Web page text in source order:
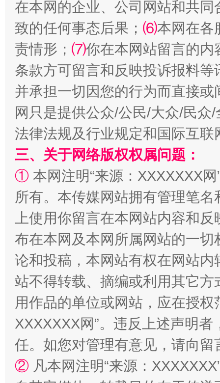
解纷+调解+退费，一次搞定
漫山遍野的桃花与雪山、麦地、白藏房 除
在本网的企业、公司网站和共
致的任何事态后果； ⑹本网在各
责情形； ⑺你在本网站留言的内
条款方可留言和反映投诉报料
并承担一切因您的行为而直接
网只是提供公众/公民/大众/民
法律法规及行业规定和国际互
三、关于网络版权权属问题：
① 本网注明“来源：XXXXXXX
所有。本传媒网站拥有管理笔
上使用你留言在本网站内容和
布在本网及本网所属网站的一
论和投稿，本网站有权在网站
站不得转载、摘编或利用其它
用作品的单位或网站，应在授
XXXXXXX网”。违反上述声明
任。如您对管理有意见，请向
② 凡本网注明“来源：